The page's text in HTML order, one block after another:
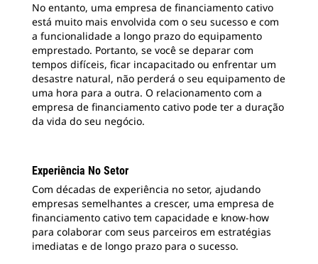
No entanto, uma empresa de financiamento cativo
está muito mais envolvida com o seu sucesso e com
a funcionalidade a longo prazo do equipamento
emprestado. Portanto, se você se deparar com
tempos difíceis, ficar incapacitado ou enfrentar um
desastre natural, não perderá o seu equipamento de
uma hora para a outra. O relacionamento com a
empresa de financiamento cativo pode ter a duração
da vida do seu negócio.
Experiência No Setor
Com décadas de experiência no setor, ajudando
empresas semelhantes a crescer, uma empresa de
financiamento cativo tem capacidade e know-how
para colaborar com seus parceiros em estratégias
imediatas e de longo prazo para o sucesso.